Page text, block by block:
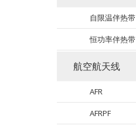
自限温伴热带
恒功率伴热带
航空航天线
AFR
AFRPF